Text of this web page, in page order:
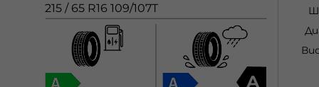
215 / 65 R16 109/107T
A